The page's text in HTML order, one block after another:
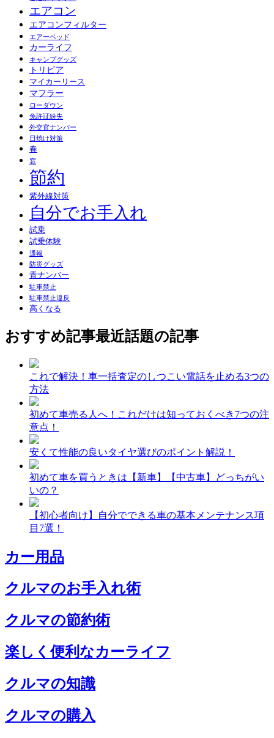
エアコン
エアコンフィルター
エアーベッド
カーライフ
キャンプグッズ
トリビア
マイカーリース
マフラー
ローダウン
免許証紛失
外交官ナンバー
日焼け対策
春
窓
節約
紫外線対策
自分でお手入れ
試乗
試乗体験
通報
防災グッズ
青ナンバー
駐車禁止
駐車禁止違反
高くなる
おすすめ記事最近話題の記事
これで解決！車一括査定のしつこい電話を止める3つの
方法
初めて車売る人へ！これだけは知っておくべき7つの注
意点！
安くて性能の良いタイヤ選びのポイント解説！
初めて車を買うときは【新車】【中古車】どっちがい
いの？
【初心者向け】自分でできる車の基本メンテナンス項
目7選！
カー用品
クルマのお手入れ術
クルマの節約術
楽しく便利なカーライフ
クルマの知識
クルマの購入